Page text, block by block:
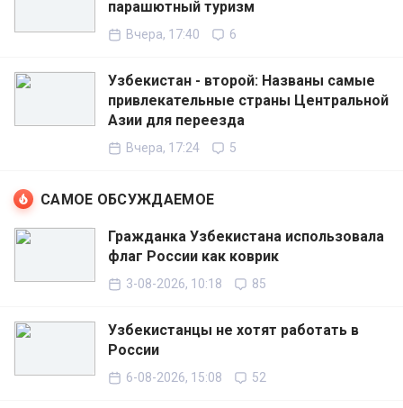
парашютный туризм
Вчера, 17:40 6
Узбекистан - второй: Названы самые
привлекательные страны Центральной
Азии для переезда
Вчера, 17:24 5
САМОЕ ОБСУЖДАЕМОЕ
Гражданка Узбекистана использовала
флаг России как коврик
3-08-2026, 10:18 85
Узбекистанцы не хотят работать в
России
6-08-2026, 15:08 52